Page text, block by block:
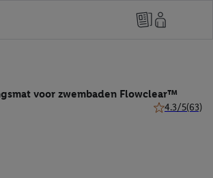
voor zwembaden Flowclear™
4.3/5(63)